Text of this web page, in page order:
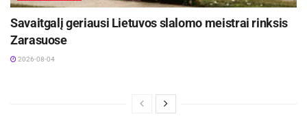
Savaitgalį geriausi Lietuvos slalomo meistrai rinksis
Zarasuose
2026-08-04